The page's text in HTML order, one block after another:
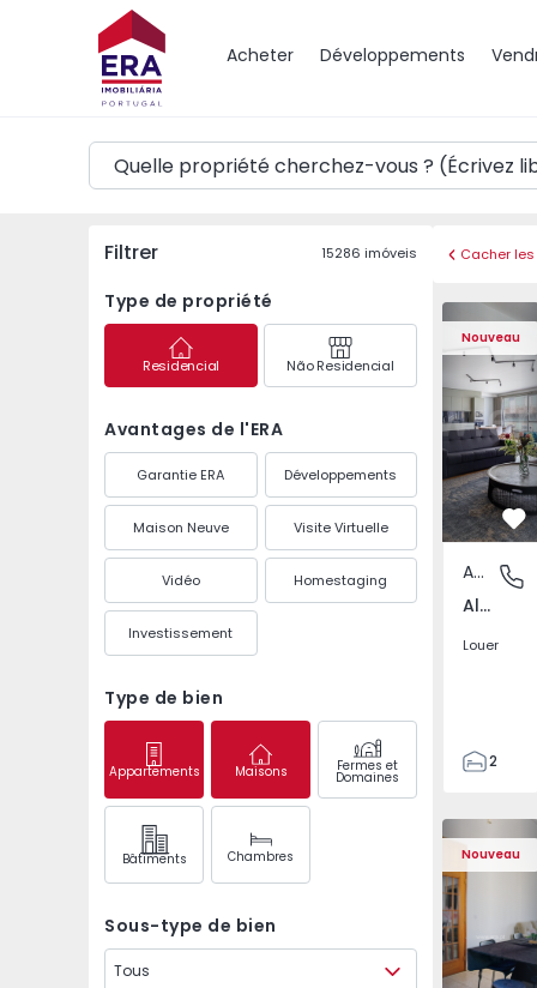
Acheter Développements
Carte
Filtrer 15286 imóveis
Type de propriété
Residencial Não Residencial
Avantages de l'ERA
Garantie ERA Développements
Maison Neuve Visite Virtuelle
Vidéo Homestaging
Investissement
Type de bien
Appartements Maisons Fermes et
Domaines
Bâtiments Chambres
Sous-type de bien
Tous
Cacher
Nouveau
Appartement T2
Aliados,
Appartement
Aliados, Porto
Louer
2
93
93
0
Nouveau
Appartement T3